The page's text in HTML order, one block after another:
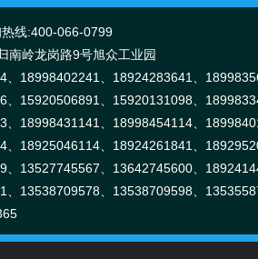
线:400-066-0799
南岭龙岗路9号旭众工业园
、18998402241、18924283641、
、15920506891、15920131098、
、18998431141、18998454114、
、18925046114、18924261841、
、13527745567、13642745600、
、13538709578、13538709598、